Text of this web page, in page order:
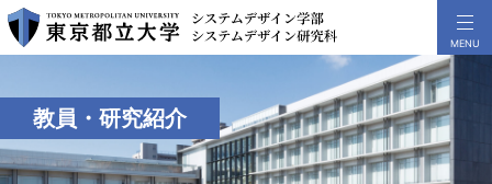
教員・研究紹介